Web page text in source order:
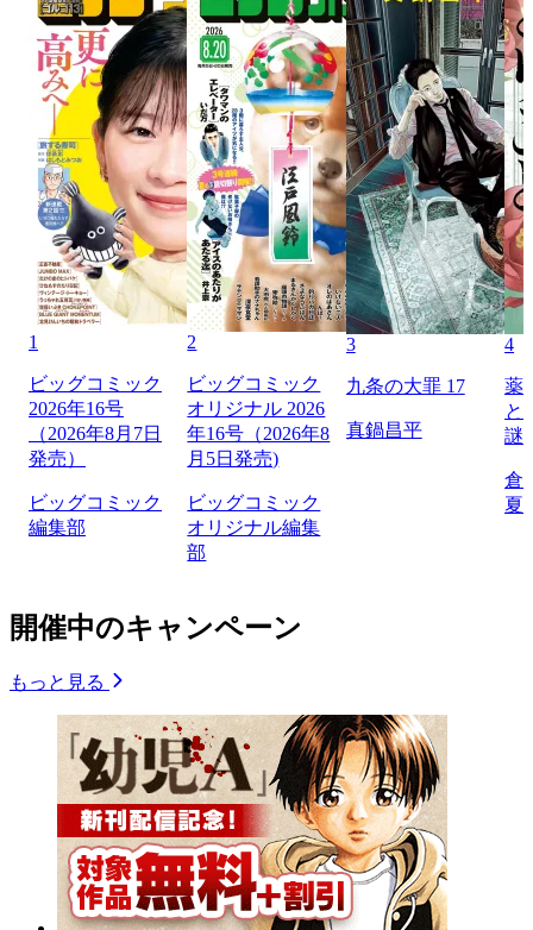
1
ビッグコミック
2026年16号
（2026年8月7日
発売）
ビッグコミック
編集部
2
ビッグコミック
オリジナル 2026
年16号（2026年8
月5日発売)
ビッグコミック
オリジナル編集
部
3
九条の大罪 17
真鍋昌平
4
薬
と
謎
倉
夏
開催中のキャンペーン
もっと見る